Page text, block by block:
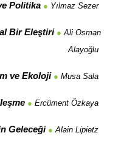
Politika ● Yılmaz Sezer
Bir Eleştiri ●Ali Osman
Alayoğlu
ve Ekoloji ●Musa Sala
●Ercüment Özkaya
Geleceği ●Alain Lipietz